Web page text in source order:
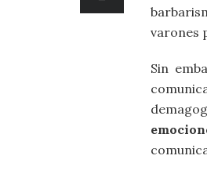
varones
Sin